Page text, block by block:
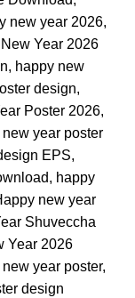
new year 2026,
Year 2026
, happy new
design,
Poster 2026,
new year poster
EPS,
, happy
new year
Shuveccha
Year 2026
new year poster,
design